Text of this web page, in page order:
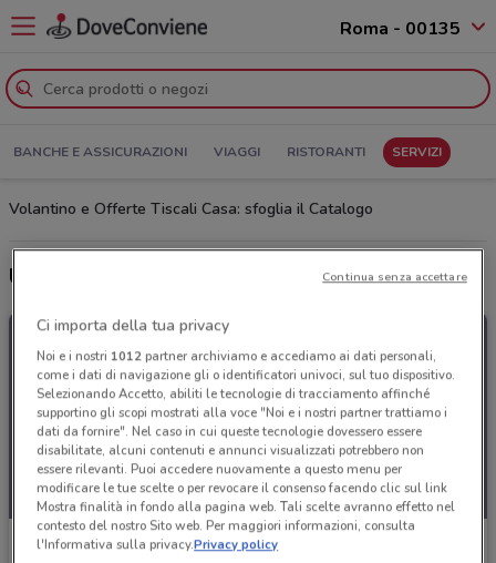
Roma - 00135
BANCHE E ASSICURAZIONI VIAGGI RISTORANTI SERVIZI
Volantino e Offerte Tiscali Casa: sfoglia il Catalogo
Ultime offerte del volantino Tiscali Casa
Tiscali Casa
Ci importa della tua privacy
Noi e i nostri 1012partner archiviamo e accediamo ai dati personali,
come i dati di navigazione gli o identificatori univoci, sul tuo dispositivo.
Selezionando Accetto, abiliti le tecnologie di tracciamento affinché
supportino gli scopi mostrati alla voce "Noi e i nostri partner trattiamo i
dati da fornire". Nel caso in cui queste tecnologie dovessero essere
disabilitate, alcuni contenuti e annunci visualizzati potrebbero non
essere rilevanti. Puoi accedere nuovamente a questo menu per
modificare le tue scelte o per revocare il consenso facendo clic sul link
Mostra finalità in fondo alla pagina web. Tali scelte avranno effetto nel
contesto del nostro Sito web. Per maggiori informazioni, consulta
l'Informativa sulla privacy.Privacy policy
Continua senza accettare